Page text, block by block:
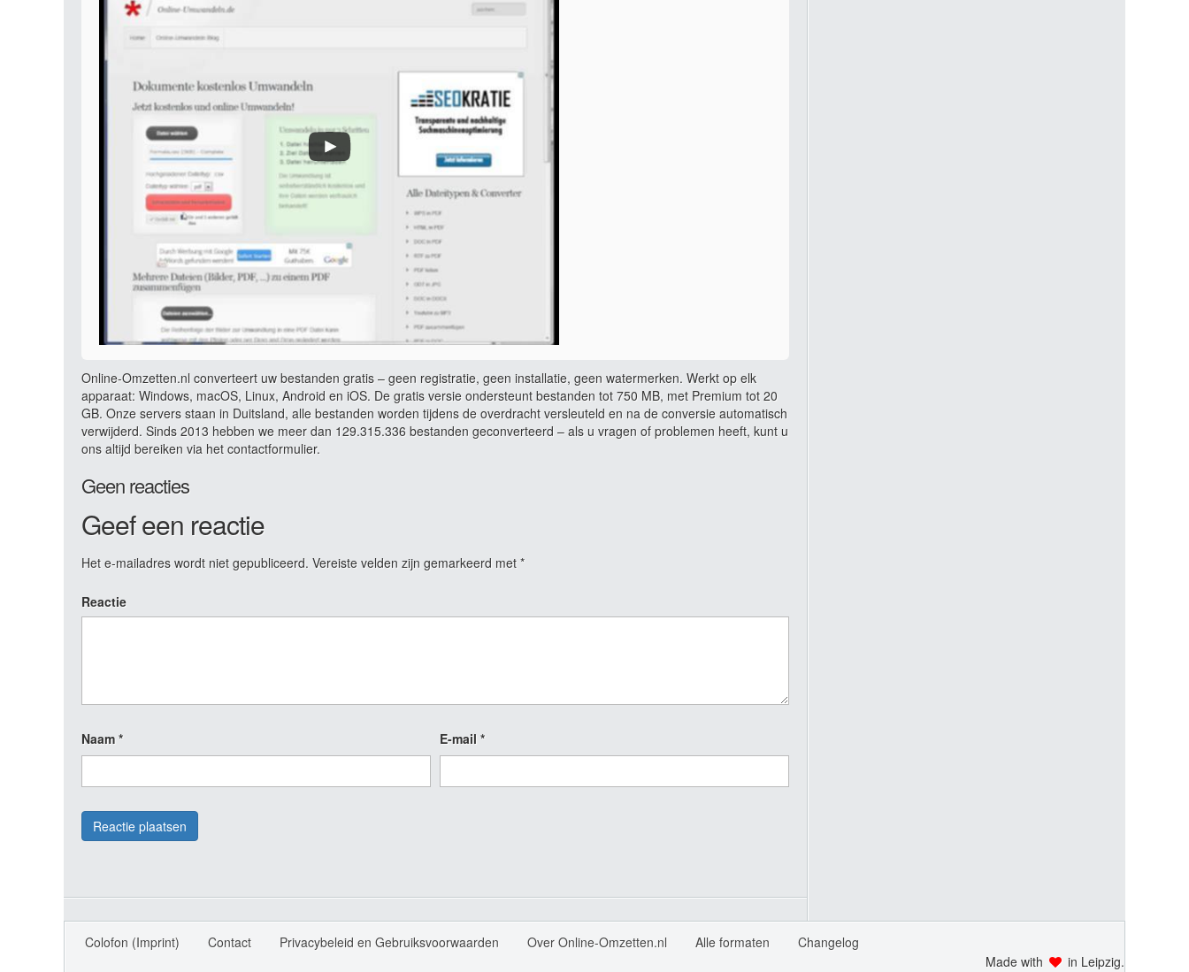
Online-Omzetten.nl converteert uw bestanden gratis – geen registratie, geen installatie, geen watermerken. Werkt op elk
apparaat: Windows, macOS, Linux, Android en iOS. De gratis versie ondersteunt bestanden tot 750 MB, met Premium tot 20
GB. Onze servers staan in Duitsland, alle bestanden worden tijdens de overdracht versleuteld en na de conversie automatisch
verwijderd. Sinds 2013 hebben we meer dan 129.315.336 bestanden geconverteerd – als u vragen of problemen heeft, kunt u
ons altijd bereiken via het contactformulier.
Geen reacties
Geef een reactie
Het e-mailadres wordt niet gepubliceerd. Vereiste velden zijn gemarkeerd met *
Reactie
Naam * E-mail *
Colofon (Imprint) Contact Privacybeleid en Gebruiksvoorwaarden Over Online-Omzetten.nl Alle formaten
Changelog
Made with
in Leipzig.